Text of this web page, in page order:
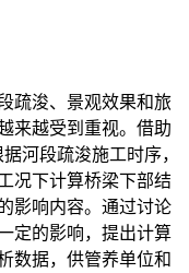
疏浚、景观效果和旅
来越受到重视。借助
河段疏浚施工时序，
况下计算桥梁下部结
影响内容。通过讨论
定的影响，提出计算
数据，供管养单位和